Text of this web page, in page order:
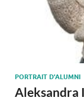
PORTRAIT D'ALUMNI
Aleksandra